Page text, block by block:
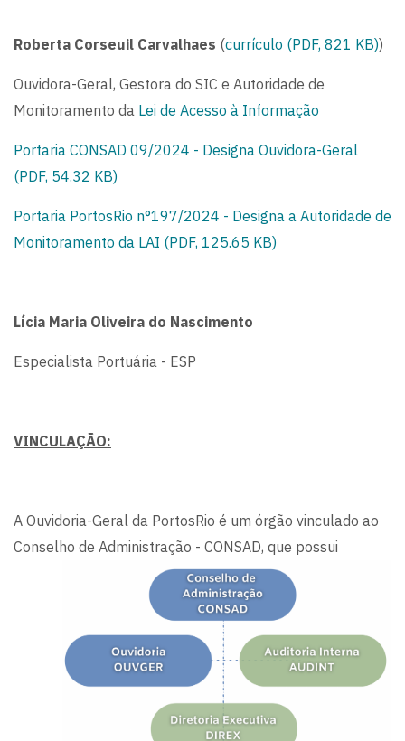
Roberta Corseuil Carvalhaes (currículo (PDF, 821 KB))
Ouvidora-Geral, Gestora do SIC e Autoridade de
Monitoramento da Lei de Acesso à Informação
Portaria CONSAD 09/2024 - Designa Ouvidora-Geral
(PDF, 54.32 KB)
Portaria PortosRio n°197/2024 - Designa a Autoridade de
Monitoramento da LAI (PDF, 125.65 KB)
Lícia Maria Oliveira do Nascimento
Especialista Portuária - ESP
VINCULAÇÃO:
A Ouvidoria-Geral da PortosRio é um órgão vinculado ao
Conselho de Administração - CONSAD, que possui